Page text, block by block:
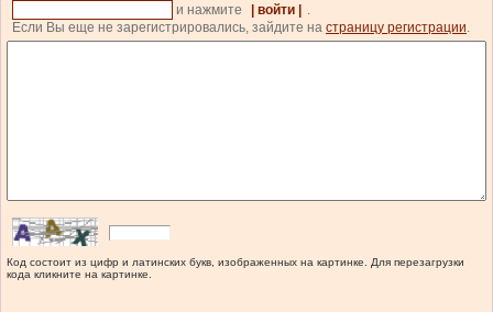
и нажмите
| войти |
.
Если Вы еще не зарегистрировались, зайдите на страницу регистрации.
Код состоит из цифр и латинских букв, изображенных на картинке. Для перезагрузки
кода кликните на картинке.